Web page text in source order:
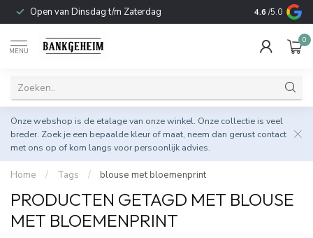
Open van Dinsdag t/m Zaterdag Duurzame &
4.6 /5.0
MENU
0
Onze webshop is de etalage van onze winkel. Onze collectie is veel
breder. Zoek je een bepaalde kleur of maat, neem dan gerust contact
met ons op of kom langs voor persoonlijk advies.
Home / Tags / blouse met bloemenprint
PRODUCTEN GETAGD MET BLOUSE
MET BLOEMENPRINT